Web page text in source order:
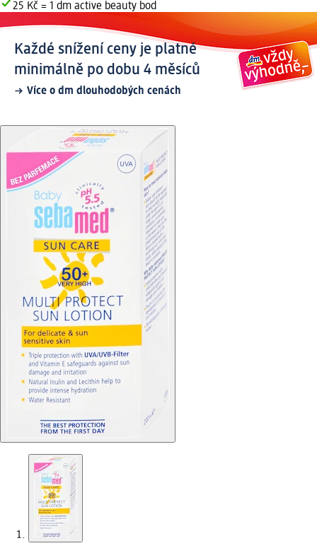
25 Kč = 1 dm active beauty bod
Každé snížení ceny je platné
minimálně po dobu 4 měsíců
Více o dm dlouhodobých cenách